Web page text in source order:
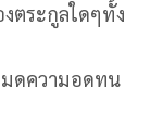
ตระกูลใดๆทั้ง
ดความอดทน